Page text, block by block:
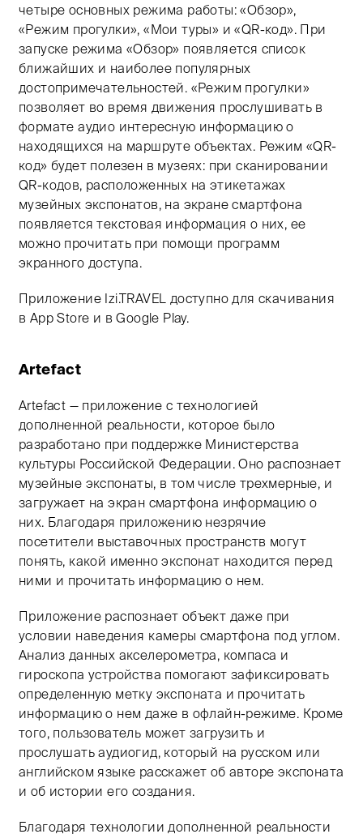
четыре основных режима работы: «Обзор»,
«Режим прогулки», «Мои туры» и «QR-код». При
запуске режима «Обзор» появляется список
ближайших и наиболее популярных
достопримечательностей. «Режим прогулки»
позволяет во время движения прослушивать в
формате аудио интересную информацию о
находящихся на маршруте объектах. Режим «QR-
код» будет полезен в музеях: при сканировании
QR-кодов, расположенных на этикетажах
музейных экспонатов, на экране смартфона
появляется текстовая информация о них, ее
можно прочитать при помощи программ
экранного доступа.
Приложение Izi.TRAVEL доступно для скачивания
в App Store и в Google Play.
Artefact
Artefact — приложение с технологией
дополненной реальности, которое было
разработано при поддержке Министерства
культуры Российской Федерации. Оно распознает
музейные экспонаты, в том числе трехмерные, и
загружает на экран смартфона информацию о
них. Благодаря приложению незрячие
посетители выставочных пространств могут
понять, какой именно экспонат находится перед
ними и прочитать информацию о нем.
Приложение распознает объект даже при
условии наведения камеры смартфона под углом.
Анализ данных акселерометра, компаса и
гироскопа устройства помогают зафиксировать
определенную метку экспоната и прочитать
информацию о нем даже в офлайн-режиме. Кроме
того, пользователь может загрузить и
прослушать аудиогид, который на русском или
английском языке расскажет об авторе экспоната
и об истории его создания.
Благодаря технологии дополненной реальности